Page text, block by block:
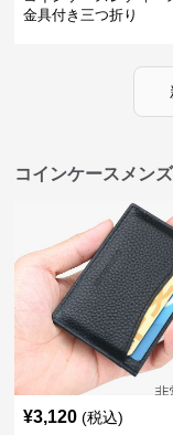
金具付き三つ折り
コインケースメン
¥3,120 (税込)